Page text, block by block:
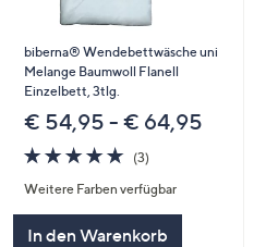
biberna® Wendebettwäsche uni
Melange Baumwoll Flanell
Einzelbett, 3tlg.
€ 54,95 - € 64,95
4.7
von
5
(3)
Weitere Farben verfügbar
In den Warenkorb